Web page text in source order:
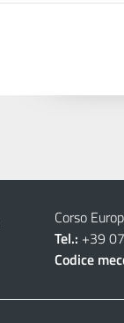
Corso
Tel.: +39
Codice